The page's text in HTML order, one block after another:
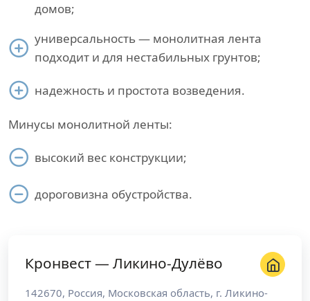
домов;
универсальность — монолитная лента
подходит и для нестабильных грунтов;
надежность и простота возведения.
Минусы монолитной ленты:
высокий вес конструкции;
дороговизна обустройства.
Кронвест — Ликино-Дулёво
142670, Россия, Московская область, г. Ликино-